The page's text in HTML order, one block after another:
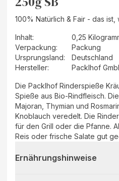
100% Natürlich & Fair - das
Inhalt:
0,25
Verpackung:
Packung
Ursprungsland:
Deutschland
Hersteller: Packlhof
Die Packlhof Rinderspieße
Spieße aus Bio-Rindfleisch.
Majoran, Thymian und
Knoblauch veredelt. Die
für den Grill oder die Pfanne.
Reis oder frische Salate gut
Ernährungshinweise